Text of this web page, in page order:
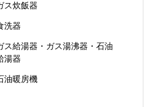
ス炊飯器
洗器
ス給湯器・ガス湯沸器・石油
湯器
油暖房機